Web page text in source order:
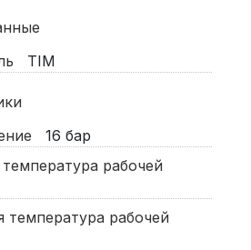
TIM
16 бар
рабочей
температура рабочей